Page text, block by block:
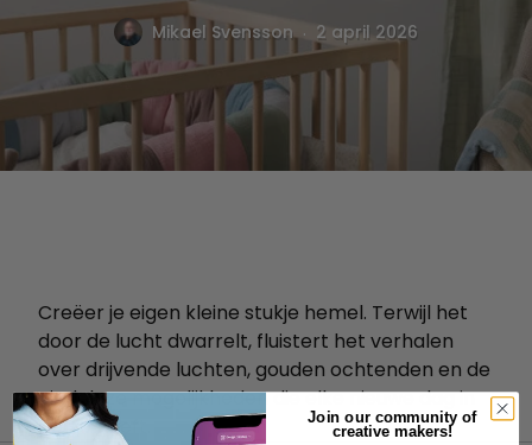
Mikael Svensson . 2 april 2026
Creëer je eigen kleine stukje hemel. Terwijl het
door de lucht dwarrelt, fluistert het verhalen
over drijvende luchten, gouden ochtenden en de
eindeloze mogelijkheden die elke nieuwe dag in
petto heeft.
Join our community of
creative makers!